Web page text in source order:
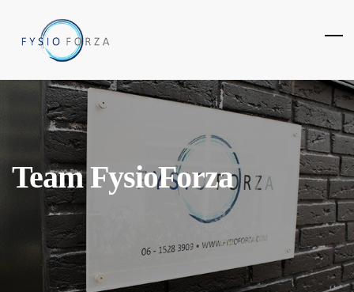
Team FysioForza